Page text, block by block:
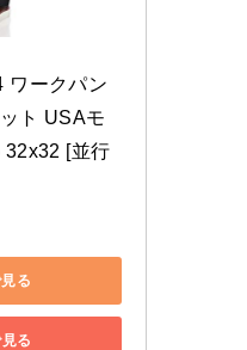
ワークパン
ト USAモ
32x32 [並行
る
る